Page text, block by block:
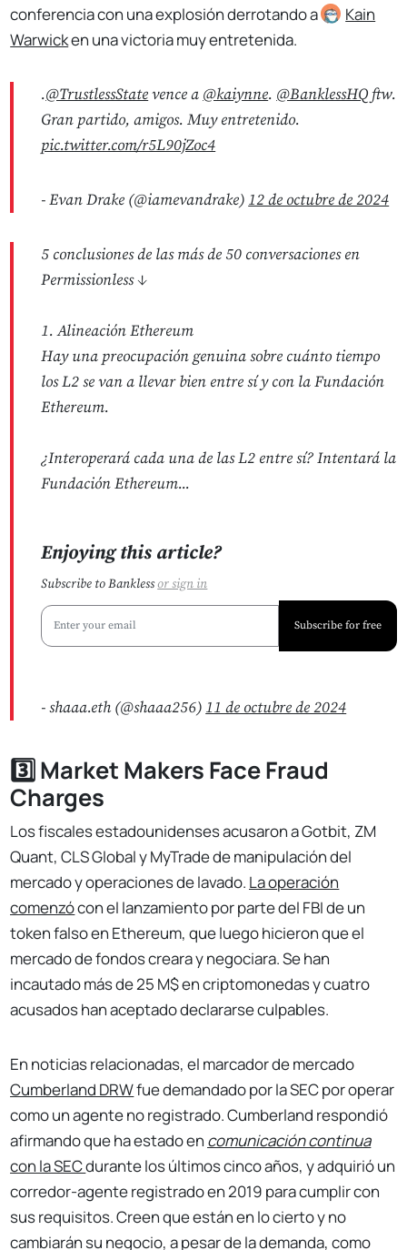
conferencia con una explosión derrotando a
Kain
Warwicken una victoria muy entretenida.
.@TrustlessStatevence a @kaiynne. @BanklessHQftw.
Gran partido, amigos. Muy entretenido.
pic.twitter.com/r5L90jZoc4
- Evan Drake (@iamevandrake) 12 de octubre de 2024
5 conclusiones de las más de 50 conversaciones en
Permissionless ↓
1. Alineación Ethereum
Hay una preocupación genuina sobre cuánto tiempo
los L2 se van a llevar bien entre sí y con la Fundación
Ethereum.
¿Interoperará cada una de las L2 entre sí? Intentará la
Fundación Ethereum...
Enjoying this article?
Subscribe to Banklessorsign in
Subscribe for free
- shaaa.eth (@shaaa256) 11 de octubre de 2024
3️⃣ Market Makers Face Fraud
Charges
Los fiscales estadounidenses acusaron a Gotbit, ZM
Quant, CLS Global y MyTrade de manipulación del
mercado y operaciones de lavado. La operación
comenzócon el lanzamiento por parte del FBI de un
token falso en Ethereum, que luego hicieron que el
mercado de fondos creara y negociara. Se han
incautado más de 25 M$ en criptomonedas y cuatro
acusados han aceptado declararse culpables.
En noticias relacionadas, el marcador de mercado
Cumberland DRWfue demandado por la SEC por operar
como un agente no registrado. Cumberland respondió
afirmando que ha estado en comunicación continua
con la SECdurante los últimos cinco años, y adquirió un
corredor-agente registrado en 2019 para cumplir con
sus requisitos. Creen que están en lo cierto y no
cambiarán su negocio, a pesar de la demanda, como